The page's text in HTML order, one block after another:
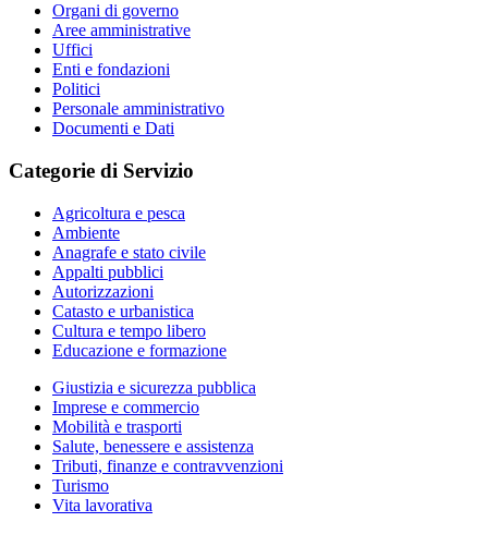
Organi di governo
Aree amministrative
Uffici
Enti e fondazioni
Politici
Personale amministrativo
Documenti e Dati
Categorie di Servizio
Agricoltura e pesca
Ambiente
Anagrafe e stato civile
Appalti pubblici
Autorizzazioni
Catasto e urbanistica
Cultura e tempo libero
Educazione e formazione
Giustizia e sicurezza pubblica
Imprese e commercio
Mobilità e trasporti
Salute, benessere e assistenza
Tributi, finanze e contravvenzioni
Turismo
Vita lavorativa